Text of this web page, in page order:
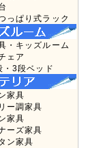
っぱり式ラック
・キッズルーム
ェア
・3段ベッド
家具
ー調家具
家具
ーズ家具
ン家具